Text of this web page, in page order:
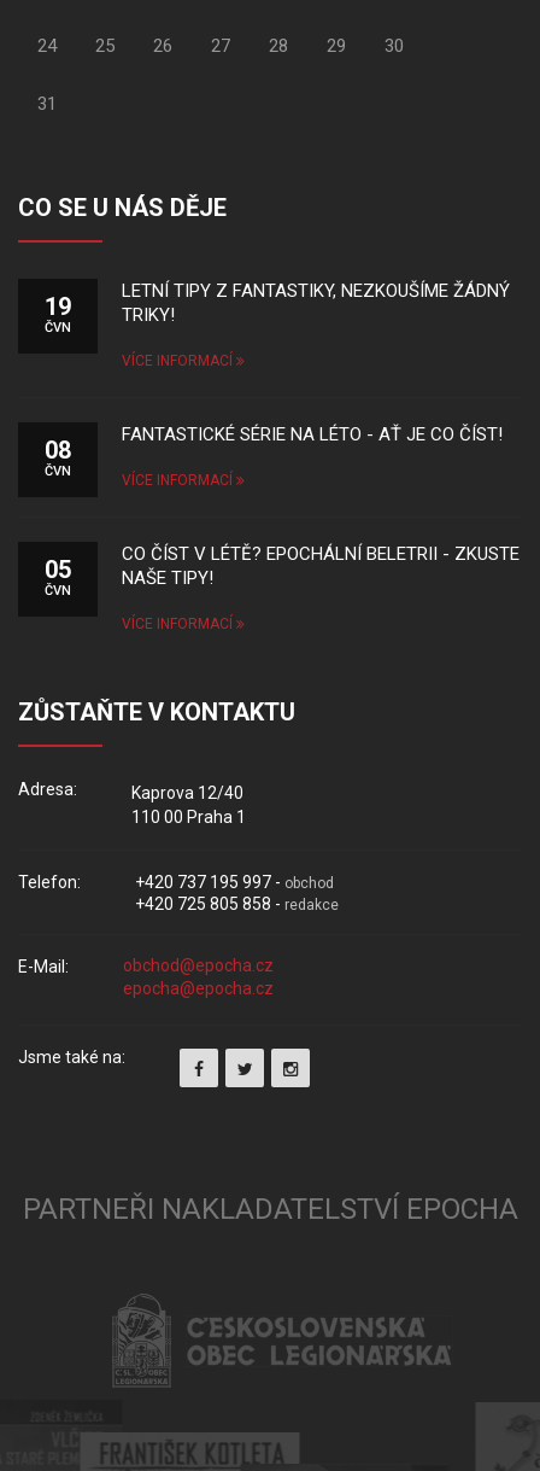
24 25 26 27 28 29 30
31
CO SE U NÁS DĚJE
19
ČVN
LETNÍ TIPY Z FANTASTIKY, NEZKOUŠÍME ŽÁDNÝ
TRIKY!
VÍCE INFORMACÍ
08
ČVN
FANTASTICKÉ SÉRIE NA LÉTO - AŤ JE CO ČÍST!
VÍCE INFORMACÍ
05
ČVN
CO ČÍST V LÉTĚ? EPOCHÁLNÍ BELETRII - ZKUSTE
NAŠE TIPY!
VÍCE INFORMACÍ
ZŮSTAŇTE V KONTAKTU
Adresa:
Kaprova 12/40
110 00 Praha 1
Telefon: +420 737 195 997 - obchod
+420 725 805 858 - redakce
E-Mail:
Jsme také na:
PARTNEŘI NAKLADATELSTVÍ EPOCHA